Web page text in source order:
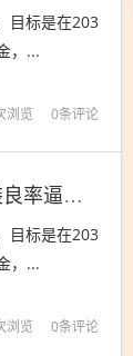
目标是在203
，...
浏览 0条评论
全力赶工！英特尔发放加班费加速俄亥俄晶圆厂：EMIB-T封装良率逼近90%
目标是在203
，...
浏览 0条评论